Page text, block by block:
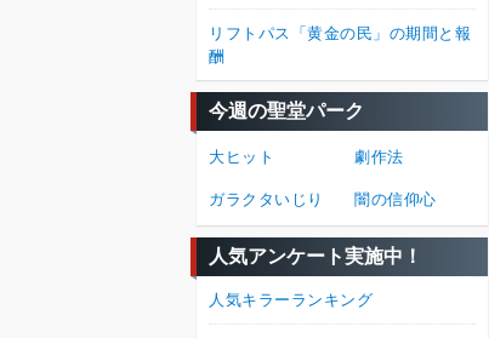
リフトパス「黄金の民」の期間と報
酬
今週の聖堂パーク
大ヒット 劇作法
ガラクタいじり 闇の信仰心
人気アンケート実施中！
人気キラーランキング